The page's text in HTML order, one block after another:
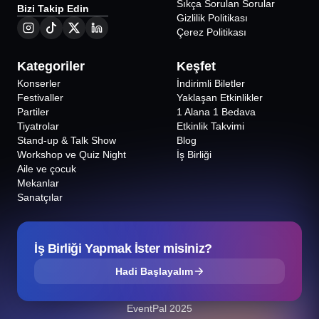
Bizi Takip Edin
Sıkça Sorulan Sorular
Gizlilik Politikası
Çerez Politikası
Kategoriler
Konserler
Festivaller
Partiler
Tiyatrolar
Stand-up & Talk Show
Workshop ve Quiz Night
Aile ve çocuk
Mekanlar
Sanatçılar
Keşfet
İndirimli Biletler
Yaklaşan Etkinlikler
1 Alana 1 Bedava
Etkinlik Takvimi
Blog
İş Birliği
İş Birliği Yapmak İster misiniz?
Hadi Başlayalım
EventPal 2025